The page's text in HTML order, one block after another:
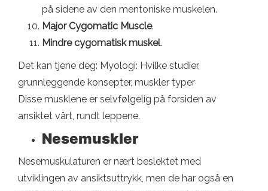
på sidene av den mentoniske muskelen.
Major Cygomatic Muscle.
Mindre cygomatisk muskel.
Det kan tjene deg: Myologi: Hvilke studier,
grunnleggende konsepter, muskler typer
Disse musklene er selvfølgelig på forsiden av
ansiktet vårt, rundt leppene.
Nesemuskler
Nesemuskulaturen er nært beslektet med
utviklingen av ansiktsuttrykk, men de har også en